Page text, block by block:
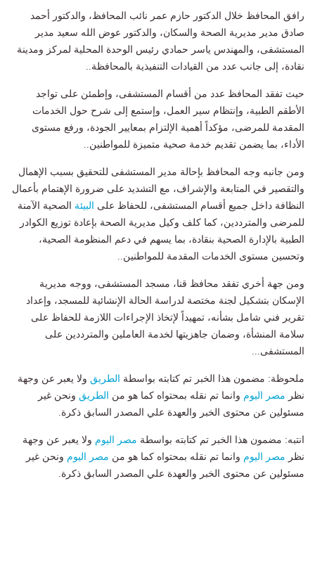
رافق المحافظ خلال الدكتور حازم عمر نائب المحافظ، والدكتور أحمد
صادق مدير مديرية الصحة والسكان، والدكتور عوض الله سعيد مدير
المستشفى، والمهندس ياسر حمادي رئيس الوحدة المحلية لمركز ومدينة
نقادة، إلى جانب عدد من القيادات التنفيذية بالمحافظة..
حيث تفقد المحافظ عدد من أقسام المستشفى، وإطمئن على تواجد
الأطقم الطبية، وإنتظام سير العمل، وإستمع إلى شرح حول الخدمات
المقدمة للمرضى، مؤكداً أهمية الإلتزام بمعايير الجودة، ورفع مستوى
الأداء، بما يضمن تقديم خدمة صحية متميزة للمواطنين..
ومن جانبه وجه المحافظ بإحالة مدير المستشفى للتحقيق بسبب الإهمال
والتقصير في المتابعة والإشراف، مع التشديد على ضرورة الإهتمام بأعمال
النظافة داخل جميع أقسام المستشفى، للحفاظ على البيئة الصحية الآمنة
للمرضى والمترددين، كما كلف وكيل مديرية الصحة بإعادة توزيع الكوادر
الطبية بالإدارة الصحية بنقادة، بما يسهم في دعم المنظومة الصحية،
وتحسين مستوى الخدمات المقدمة للمواطنين..
ومن جهة أخري تفقد محافظ قنا، مسجد المستشفى، ووجه مديرية
الإسكان بتشكيل لجنة مختصة لدراسة الحالة الإنشائية للمسجد، وإعداد
تقرير فني شامل بشأنه، تمهيداً لإتخاذ الإجراءات اللازمة للحفاظ على
سلامة المنشأة، وضمان جاهزيتها لخدمة العاملين والمترددين على
المستشفى...
ملحوظة: مضمون هذا الخبر تم كتابته بواسطة الطريق ولا يعبر عن وجهة
نظر مصر اليوم وانما تم نقله بمحتواه كما هو من الطريق ونحن غير
مسئولين عن محتوى الخبر والعهدة علي المصدر السابق ذكرة.
انتبه: مضمون هذا الخبر تم كتابته بواسطة مصر اليوم ولا يعبر عن وجهة
نظر مصر اليوم وانما تم نقله بمحتواه كما هو من مصر اليوم ونحن غير
مسئولين عن محتوى الخبر والعهدة علي المصدر السابق ذكرة.